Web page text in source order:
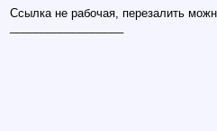
Ссылка не рабочая, перезалить